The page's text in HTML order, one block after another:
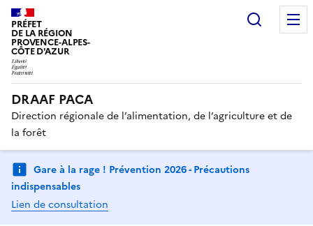
PRÉFET
DE LA RÉGION
PROVENCE-ALPES-
CÔTE D'AZUR
DRAAF PACA
Direction régionale de l’alimentation, de l’agriculture et de
la forêt
Gare à la rage ! Prévention 2026 - Précautions
indispensables
Lien de consultation